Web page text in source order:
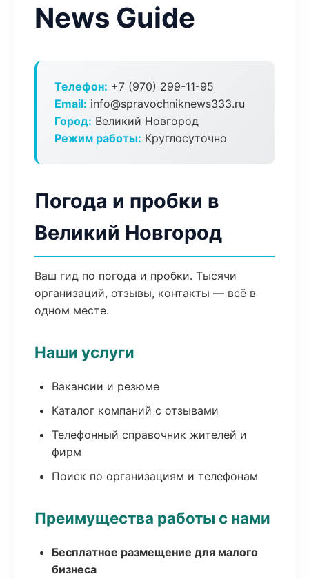
News Guide
Телефон: +7 (970) 299-11-95
Email: info@spravochniknews333.ru
Город: Великий Новгород
Режим работы: Круглосуточно
Погода и пробки в
Великий Новгород
Ваш гид по погода и пробки. Тысячи
организаций, отзывы, контакты — всё в
одном месте.
Наши услуги
Вакансии и резюме
Каталог компаний с отзывами
Телефонный справочник жителей и
фирм
Поиск по организациям и телефонам
Преимущества работы с нами
Бесплатное размещение для малого
бизнеса